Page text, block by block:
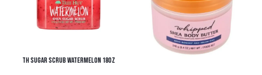
TH SUGAR SCRUB WATERMELON 18OZ